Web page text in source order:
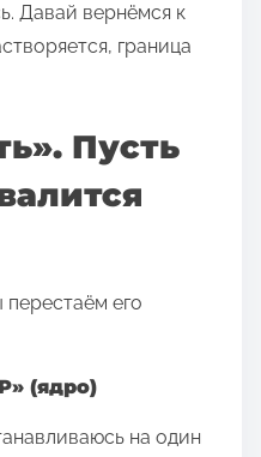
Давай вернёмся к
граница
Пусть
его
(ядро)
на один